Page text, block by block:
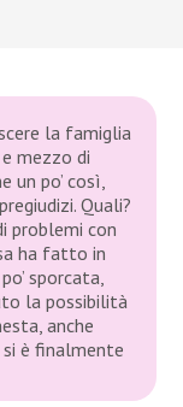
la famiglia
mezzo di
po’ così,
Quali?
problemi con
ha fatto in
sporcata,
la possibilità
anche
è finalmente